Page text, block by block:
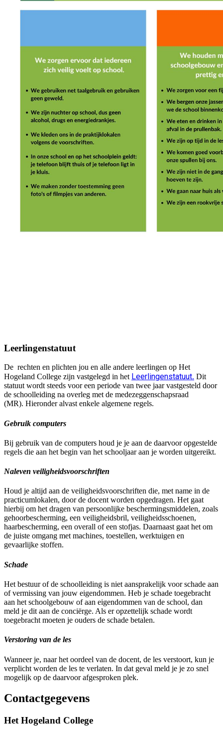
Leerlingenstatuut
De rechten en plichten jou en alle andere leerlingen op Het
Hogeland College zijn vastgelegd in het Leerlingenstatuut. Dit
statuut wordt steeds voor een periode van twee jaar vastgesteld door
de schoolleiding na overleg met de medezeggenschapsraad
(MR). Hieronder alvast enkele algemene regels.
Gebruik computers
Bij gebruik van de computers houd je je aan de daarvoor opgestelde
regels die aan het begin van het schooljaar aan je worden uitgereikt.
Naleven veiligheidsvoorschriften
Houd je altijd aan de veiligheidsvoorschriften die, met name in de
practicumlokalen, door de docent worden opgedragen. Het gaat
hierbij om het dragen van persoonlijke beschermingsmiddelen, zoals
gehoorbescherming, een veiligheidsbril, veiligheidsschoenen,
haarbescherming, een overall of een stofjas. Daarnaast gaat het om
de juiste omgang met machines, toestellen, werktuigen en
gevaarlijke stoffen.
Schade
Het bestuur of de schoolleiding is niet aansprakelijk voor schade aan
of vermissing van jouw eigendommen. Heb je schade toegebracht
aan het schoolgebouw of aan eigendommen van de school, dan
meld je dit aan de conciërge. Als er opzettelijk schade wordt
toegebracht moeten je ouders de schade betalen.
Verstoring van de les
Wanneer je, naar het oordeel van de docent, de les verstoort, kun je
verplicht worden de les te verlaten. In dat geval meld je je zo snel
mogelijk op de daarvoor afgesproken plek.
Contactgegevens
Het Hogeland College